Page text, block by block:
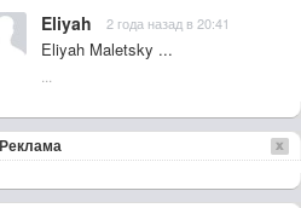
Eliyah 2 года назад в 20:41
Eliyah Maletsky ...
Реклама